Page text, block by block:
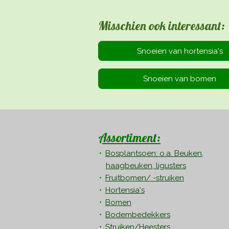
Misschien ook interessant:
Snoeien van hortensia's
Snoeien van bomen
Assortiment:
Bosplantsoen: o.a. Beuken,
haagbeuken, ligusters
Fruitbomen/ -struiken
Hortensia's
Bomen
Bodembedekkers
Struiken/Heesters